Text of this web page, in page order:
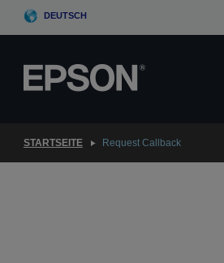
DEUTSCH
STARTSEITE Request Callback